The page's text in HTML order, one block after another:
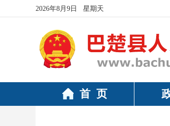
2026年8月9日 星期天
首 页